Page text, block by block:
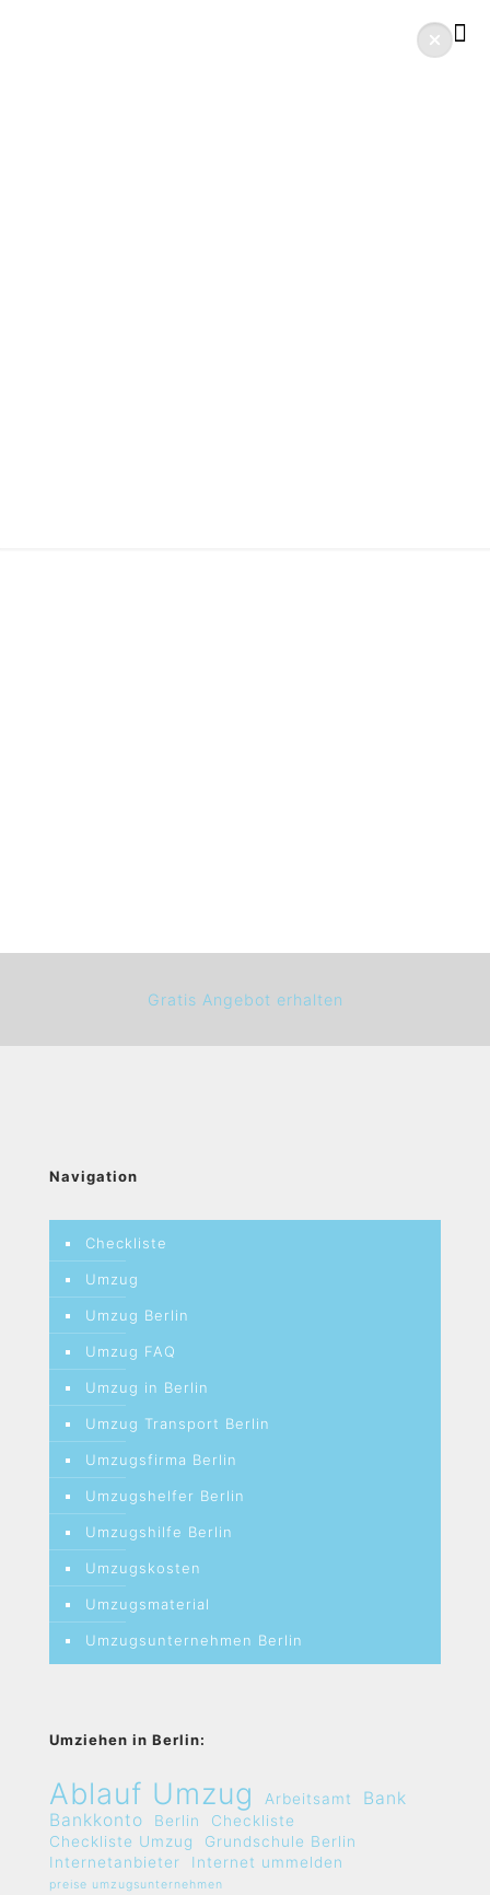
Gratis Angebot erhalten
Navigation
Checkliste
Umzug
Umzug Berlin
Umzug FAQ
Umzug in Berlin
Umzug Transport Berlin
Umzugsfirma Berlin
Umzugshelfer Berlin
Umzugshilfe Berlin
Umzugskosten
Umzugsmaterial
Umzugsunternehmen Berlin
Umziehen in Berlin:
Ablauf Umzug Arbeitsamt
Bank
Bankkonto
Berlin
Checkliste
Checkliste Umzug
Grundschule Berlin
Internetanbieter
Internet ummelden
preise umzugsunternehmen